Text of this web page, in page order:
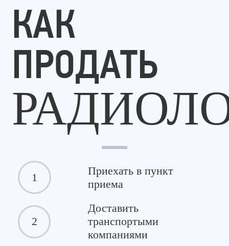
КАК
ПРОДАТЬ
1
Приехать в пункт
приема
2
Доставить
транспортыми
компаниями